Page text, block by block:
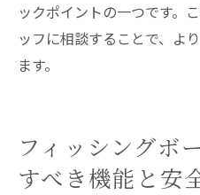
ックポイントの一つです。
ッフに相談することで、よ
ます。
フィッシングボ
すべき機能と安